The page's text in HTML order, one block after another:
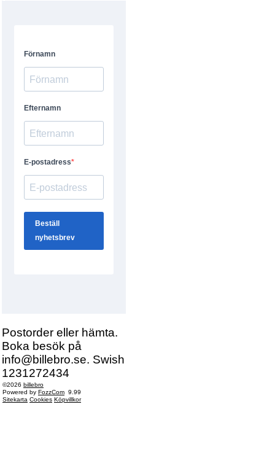
Postorder eller hämta.
Boka besök på
info@billebro.se. Swish
1231272434
©2026 billebro
Powered by FozzCom 9.99
Sitekarta Cookies Köpvillkor